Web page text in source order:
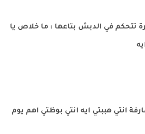
تتحكم في الدبش بتاعها : ما خلاص يا
انتي هببتي ايه انتي بوظتي اهم يوم